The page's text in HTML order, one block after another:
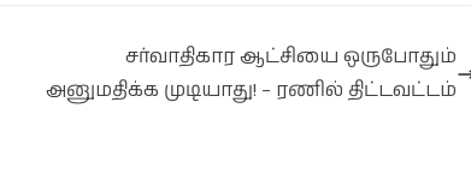
சர்வாதிகார ஆட்சியை ஒருபோதும்
அனுமதிக்க முடியாது! – ரணில் திட்டவட்டம்